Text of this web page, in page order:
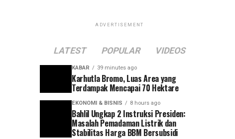
ADVERTISEMENT
LATEST POPULAR VIDEOS
KABAR 39 minutes ago
Karhutla Bromo, Luas Area yang
Terdampak Mencapai 70 Hektare
EKONOMI & BISNIS 8 hours ago
Bahlil Ungkap 2 Instruksi Presiden:
Masalah Pemadaman Listrik dan
Stabilitas Harga BBM Bersubsidi